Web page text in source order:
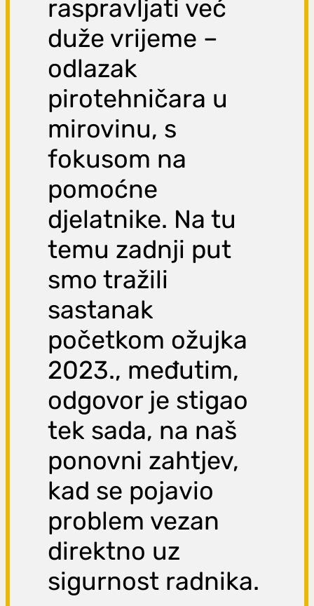
raspravljati već
duže vrijeme –
odlazak
pirotehničara u
mirovinu, s
fokusom na
pomoćne
djelatnike. Na tu
temu zadnji put
smo tražili
sastanak
početkom ožujka
2023., međutim,
odgovor je stigao
tek sada, na naš
ponovni zahtjev,
kad se pojavio
problem vezan
direktno uz
sigurnost radnika.